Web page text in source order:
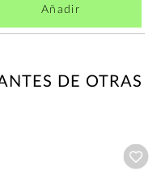
Añadir
DE OTRAS